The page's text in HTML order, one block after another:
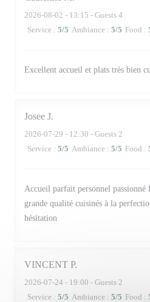
2026-08-02 - 13:15 - Guests 4
Service : 5/5 Ambiance : 5/5 Food :
Excellent accueil et plats très bien
Josee J
2026-07-29 - 12:30 - Guests 2
Service : 5/5 Ambiance : 5/5 Food :
Accueil parfait personnel passionné
grande qualité cuisinés à la
hésitation
VINCENT P
2026-07-24 - 19:00 - Guests 2
Service : 5/5 Ambiance : 5/5 Food :